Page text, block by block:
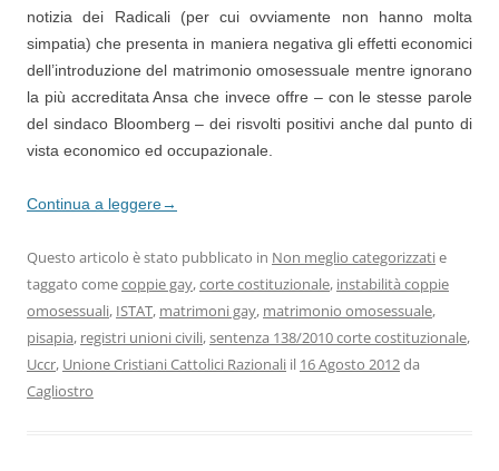
notizia dei Radicali (per cui ovviamente non hanno molta
simpatia) che presenta in maniera negativa gli effetti economici
dell’introduzione del matrimonio omosessuale mentre ignorano
la più accreditata Ansa che invece offre – con le stesse parole
del sindaco Bloomberg – dei risvolti positivi anche dal punto di
vista economico ed occupazionale.
Continua a leggere→
Questo articolo è stato pubblicato in Non meglio categorizzatie
taggato comecoppie gay,corte costituzionale, instabilità coppie
omosessuali, ISTAT, matrimoni gay, matrimonio omosessuale,
pisapia, registri unioni civili,sentenza 138/2010 corte costituzionale,
Uccr, Unione Cristiani Cattolici Razionali il 16 Agosto 2012da
Cagliostro